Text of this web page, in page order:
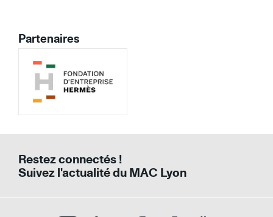
Partenaires
Restez connectés !
Suivez l'actualité du MAC Lyon